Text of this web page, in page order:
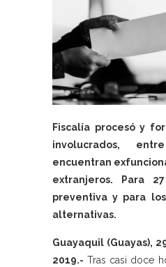
Fiscalía procesó y
involucrados,
encuentran
extranjeros. Para
preventiva y para
alternativas.
Guayaquil (Guayas),
2019.- Tras casi doce